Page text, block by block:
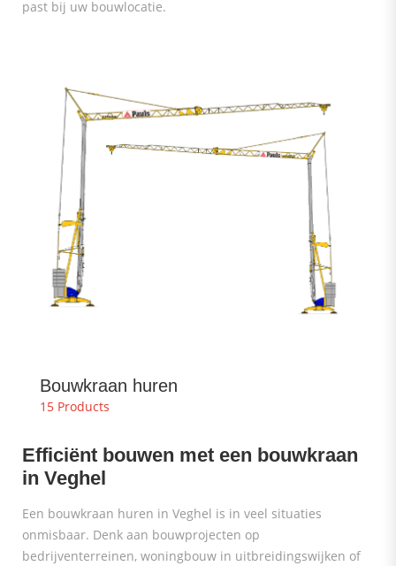
past bij uw bouwlocatie.
Bouwkraan huren
15 Products
Efficiënt bouwen met een bouwkraan
in Veghel
Een bouwkraan huren in Veghel is in veel situaties
onmisbaar. Denk aan bouwprojecten op
bedrijventerreinen, woningbouw in uitbreidingswijken of